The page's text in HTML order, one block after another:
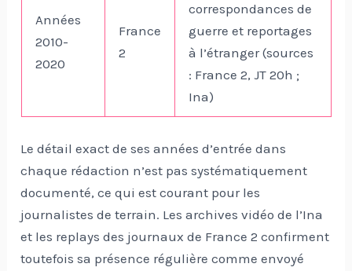
Années
2010-
2020
France
2
correspondances de
guerre et reportages
à l’étranger (sources
: France 2, JT 20h ;
Ina)
Le détail exact de ses années d’entrée dans
chaque rédaction n’est pas systématiquement
documenté, ce qui est courant pour les
journalistes de terrain. Les archives vidéo de l’Ina
et les replays des journaux de France 2 confirment
toutefois sa présence régulière comme envoyé